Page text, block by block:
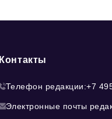
Контакты
Телефон редакции:+7
Электронные почты